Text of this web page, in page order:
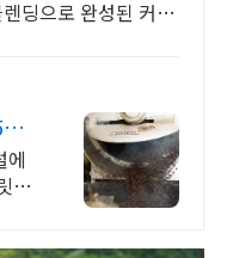
딩으로 완성된 커피
에
어